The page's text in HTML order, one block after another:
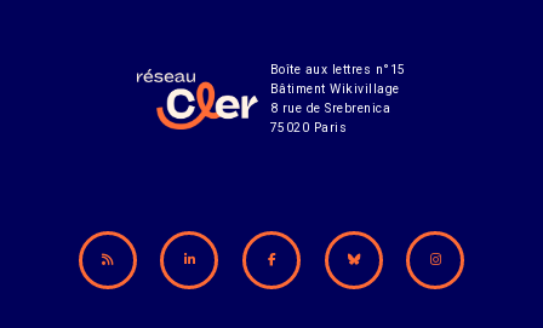
Boîte aux lettres n°15
Bâtiment Wikivillage
8 rue de Srebrenica
75020 Paris